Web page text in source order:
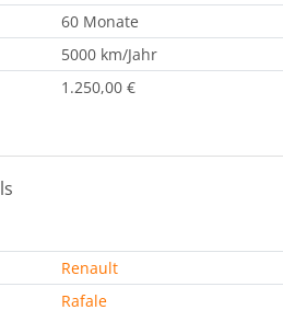
60 Monate
5000 km/Jahr
1.250,00 €
Renault
Rafale